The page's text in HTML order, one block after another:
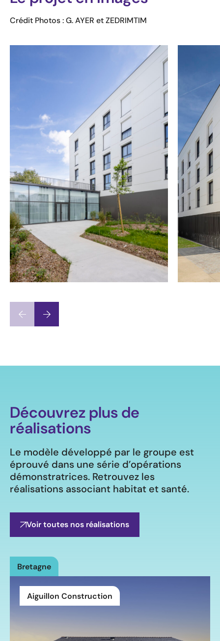
Crédit Photos : G. AYER et ZEDRIMTIM
Bretagne
Aiguillon Construction
Découvrez plus de
réalisations
Le modèle développé par le groupe est
éprouvé dans une série d’opérations
démonstratrices. Retrouvez les
réalisations associant habitat et santé.
Voir toutes nos réalisations